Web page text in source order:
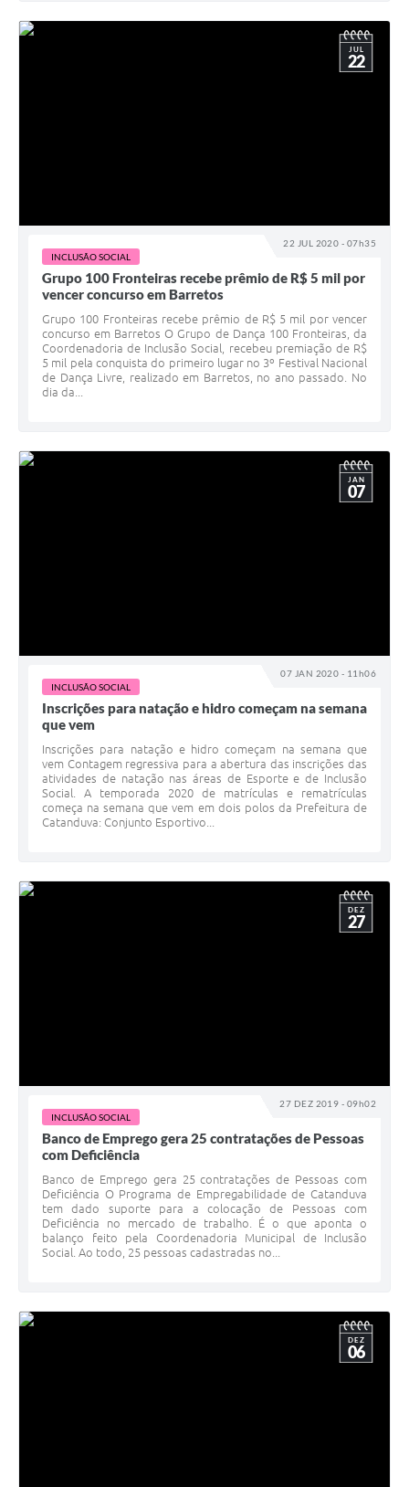
22 JUL 2020 - 07h35
JUL
22
INCLUSÃO SOCIAL
Grupo 100 Fronteiras recebe prêmio de R$ 5 mil por
vencer concurso em Barretos
Grupo 100 Fronteiras recebe prêmio de R$ 5 mil por vencer
concurso em Barretos O Grupo de Dança 100 Fronteiras, da
Coordenadoria de Inclusão Social, recebeu premiação de R$
5 mil pela conquista do primeiro lugar no 3º Festival Nacional
de Dança Livre, realizado em Barretos, no ano passado. No
dia da...
07 JAN 2020 - 11h06
JAN
07
INCLUSÃO SOCIAL
Inscrições para natação e hidro começam na semana
que vem
Inscrições para natação e hidro começam na semana que
vem Contagem regressiva para a abertura das inscrições das
atividades de natação nas áreas de Esporte e de Inclusão
Social. A temporada 2020 de matrículas e rematrículas
começa na semana que vem em dois polos da Prefeitura de
Catanduva: Conjunto Esportivo...
27 DEZ 2019 - 09h02
DEZ
27
INCLUSÃO SOCIAL
Banco de Emprego gera 25 contratações de Pessoas
com Deficiência
Banco de Emprego gera 25 contratações de Pessoas com
Deficiência O Programa de Empregabilidade de Catanduva
tem dado suporte para a colocação de Pessoas com
Deficiência no mercado de trabalho. É o que aponta o
balanço feito pela Coordenadoria Municipal de Inclusão
Social. Ao todo, 25 pessoas cadastradas no...
DEZ
06